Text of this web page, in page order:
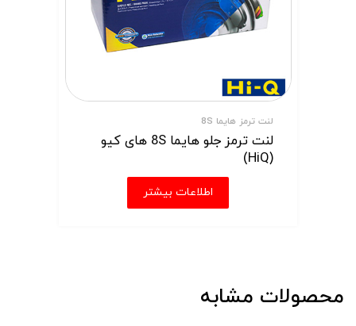
لنت ترمز هایما 8S
لنت ترمز جلو هایما 8S های کیو
(HiQ)
اطلاعات بیشتر
محصولات مشابه